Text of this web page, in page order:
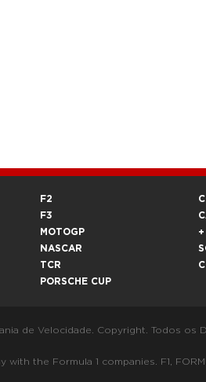
F2
F3
MOTOGP
NASCAR
TCR
PORSCHE CUP
+
de Velocidade. Copyright. Todos os
the Formula 1 companies. F1,